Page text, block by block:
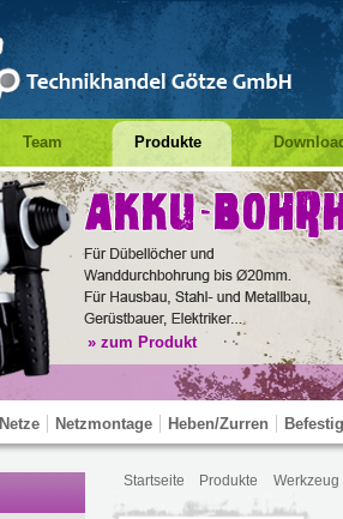
Team Produkte
Suche Prüfung PSA
» zum Produkt
Netze Netzmontage Heben/Zurren
Startseite Produkte Werkzeug